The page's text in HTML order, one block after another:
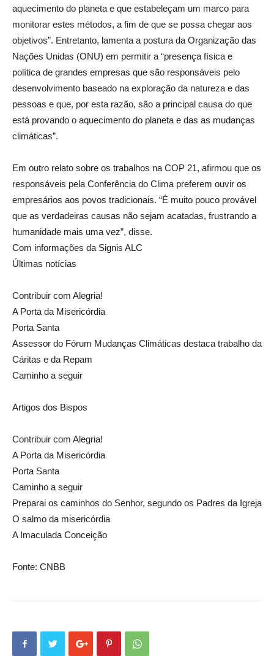
aquecimento do planeta e que estabeleçam um marco para
monitorar estes métodos, a fim de que se possa chegar aos
objetivos”. Entretanto, lamenta a postura da Organização das
Nações Unidas (ONU) em permitir a “presença física e
política de grandes empresas que são responsáveis pelo
desenvolvimento baseado na exploração da natureza e das
pessoas e que, por esta razão, são a principal causa do que
está provando o aquecimento do planeta e das as mudanças
climáticas”.
Em outro relato sobre os trabalhos na COP 21, afirmou que os
responsáveis pela Conferência do Clima preferem ouvir os
empresários aos povos tradicionais. “É muito pouco provável
que as verdadeiras causas não sejam acatadas, frustrando a
humanidade mais uma vez”, disse.
Com informações da Signis ALC
Últimas notícias
Contribuir com Alegria!
A Porta da Misericórdia
Porta Santa
Assessor do Fórum Mudanças Climáticas destaca trabalho da
Cáritas e da Repam
Caminho a seguir
Artigos dos Bispos
Contribuir com Alegria!
A Porta da Misericórdia
Porta Santa
Caminho a seguir
Preparai os caminhos do Senhor, segundo os Padres da Igreja
O salmo da misericórdia
A Imaculada Conceição
Fonte: CNBB